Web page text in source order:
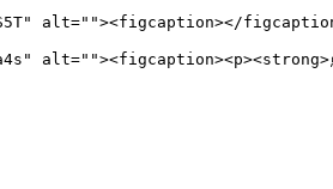
alt=""><figcaption></